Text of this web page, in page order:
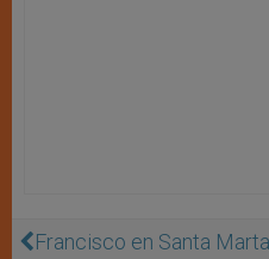
Francisco en Santa